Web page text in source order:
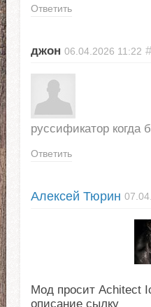
Ответить
джон 06.04.2026 11:22 #
руссификатор когда
Ответить
Алексей Тюрин
Мод просит Achitect
описание сылку